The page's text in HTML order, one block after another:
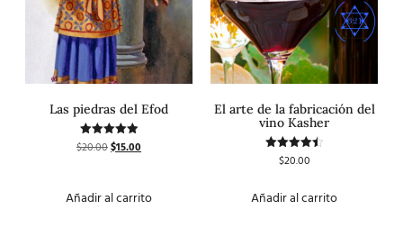
Las piedras del Efod
Valorado
con
$20.00$15.00
Añadir al carrito
El arte de la fabricación del
vino Kasher
Valorado
$20.00
Añadir al carrito